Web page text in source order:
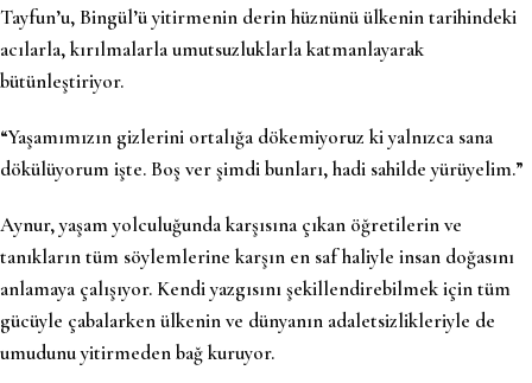
Tayfun’u, Bingül’ü yitirmenin derin hüznünü ülkenin tarihindeki
acılarla, kırılmalarla umutsuzluklarla katmanlayarak
bütünleştiriyor.
“Yaşamımızın gizlerini ortalığa dökemiyoruz ki yalnızca sana
dökülüyorum işte. Boş ver şimdi bunları, hadi sahilde yürüyelim.”
Aynur, yaşam yolculuğunda karşısına çıkan öğretilerin ve
tanıkların tüm söylemlerine karşın en saf haliyle insan doğasını
anlamaya çalışıyor. Kendi yazgısını şekillendirebilmek için tüm
gücüyle çabalarken ülkenin ve dünyanın adaletsizlikleriyle de
umudunu yitirmeden bağ kuruyor.